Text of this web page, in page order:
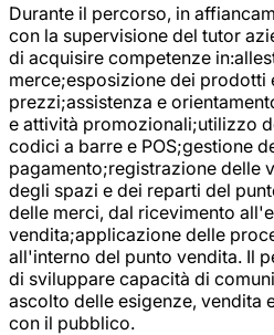
Durante il percorso, in
con la supervisione del tutor
di acquisire competenze
merce;esposizione dei prodotti
prezzi;assistenza e
e attività promozionali;utilizzo
codici a barre e POS;gestione
pagamento;registrazione delle
degli spazi e dei reparti del
delle merci, dal ricevimento
vendita;applicazione delle
all'interno del punto vendita. Il
di sviluppare capacità di
ascolto delle esigenze, vendita
con il pubblico.